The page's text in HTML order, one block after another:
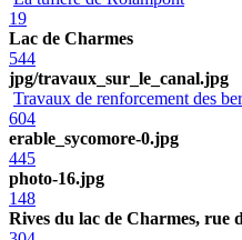
19
Lac de Charmes
544
jpg/travaux_sur_le_canal.jpg
Travaux de renforcement des
604
erable_sycomore-0.jpg
445
photo-16.jpg
148
Rives du lac de Charmes, rue